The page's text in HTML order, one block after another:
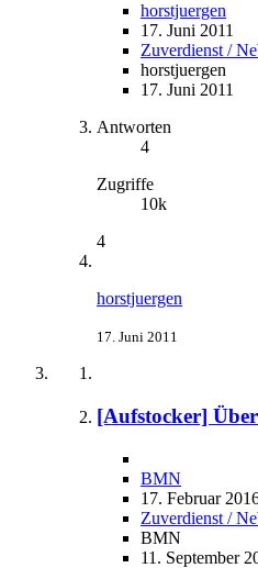
horstjuergen
17. Juni 2011
Zuverdienst /
horstjuergen
17. Juni 2011
Antworten
4
Zugriffe
10k
4
horstjuergen
17. Juni 2011
[Aufstocker]
BMN
17. Februar
Zuverdienst /
BMN
11. September